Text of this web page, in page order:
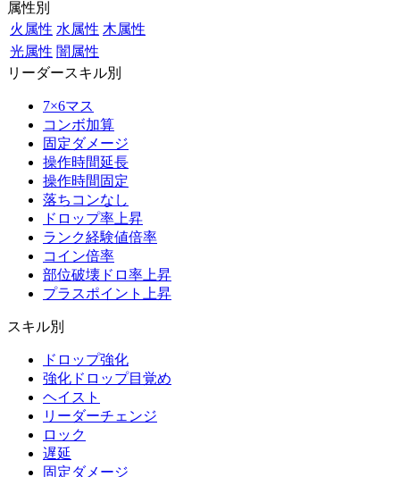
属性別
火属性 水属性 木属性
光属性 闇属性
リーダースキル別
7×6マス
コンボ加算
固定ダメージ
操作時間延長
操作時間固定
落ちコンなし
ドロップ率上昇
ランク経験値倍率
コイン倍率
部位破壊ドロ率上昇
プラスポイント上昇
スキル別
ドロップ強化
強化ドロップ目覚め
ヘイスト
リーダーチェンジ
ロック
遅延
固定ダメージ